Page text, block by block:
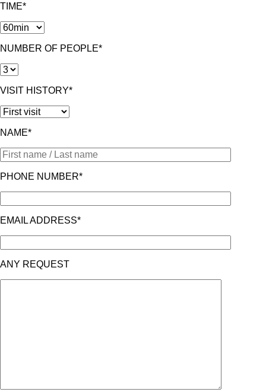
TIME*
NUMBER OF PEOPLE*
VISIT HISTORY*
NAME*
PHONE NUMBER*
EMAIL ADDRESS*
ANY REQUEST